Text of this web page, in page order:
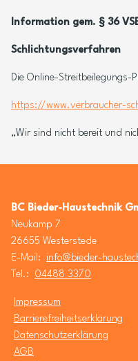
Information gem. § 36
Schlichtungsverfahren
Die Online-Streitbeilegungs-
https://www.verbraucher-
„Wir sind nicht bereit und
BC Bieder-Haustechnik
Neukamp 7
26655 Westerstede
E-Mail:
info@bieder-
Tel.:
04488 3370
Impressum
Barrierefreiheitserklärung
Datenschutzerklärung
AGB